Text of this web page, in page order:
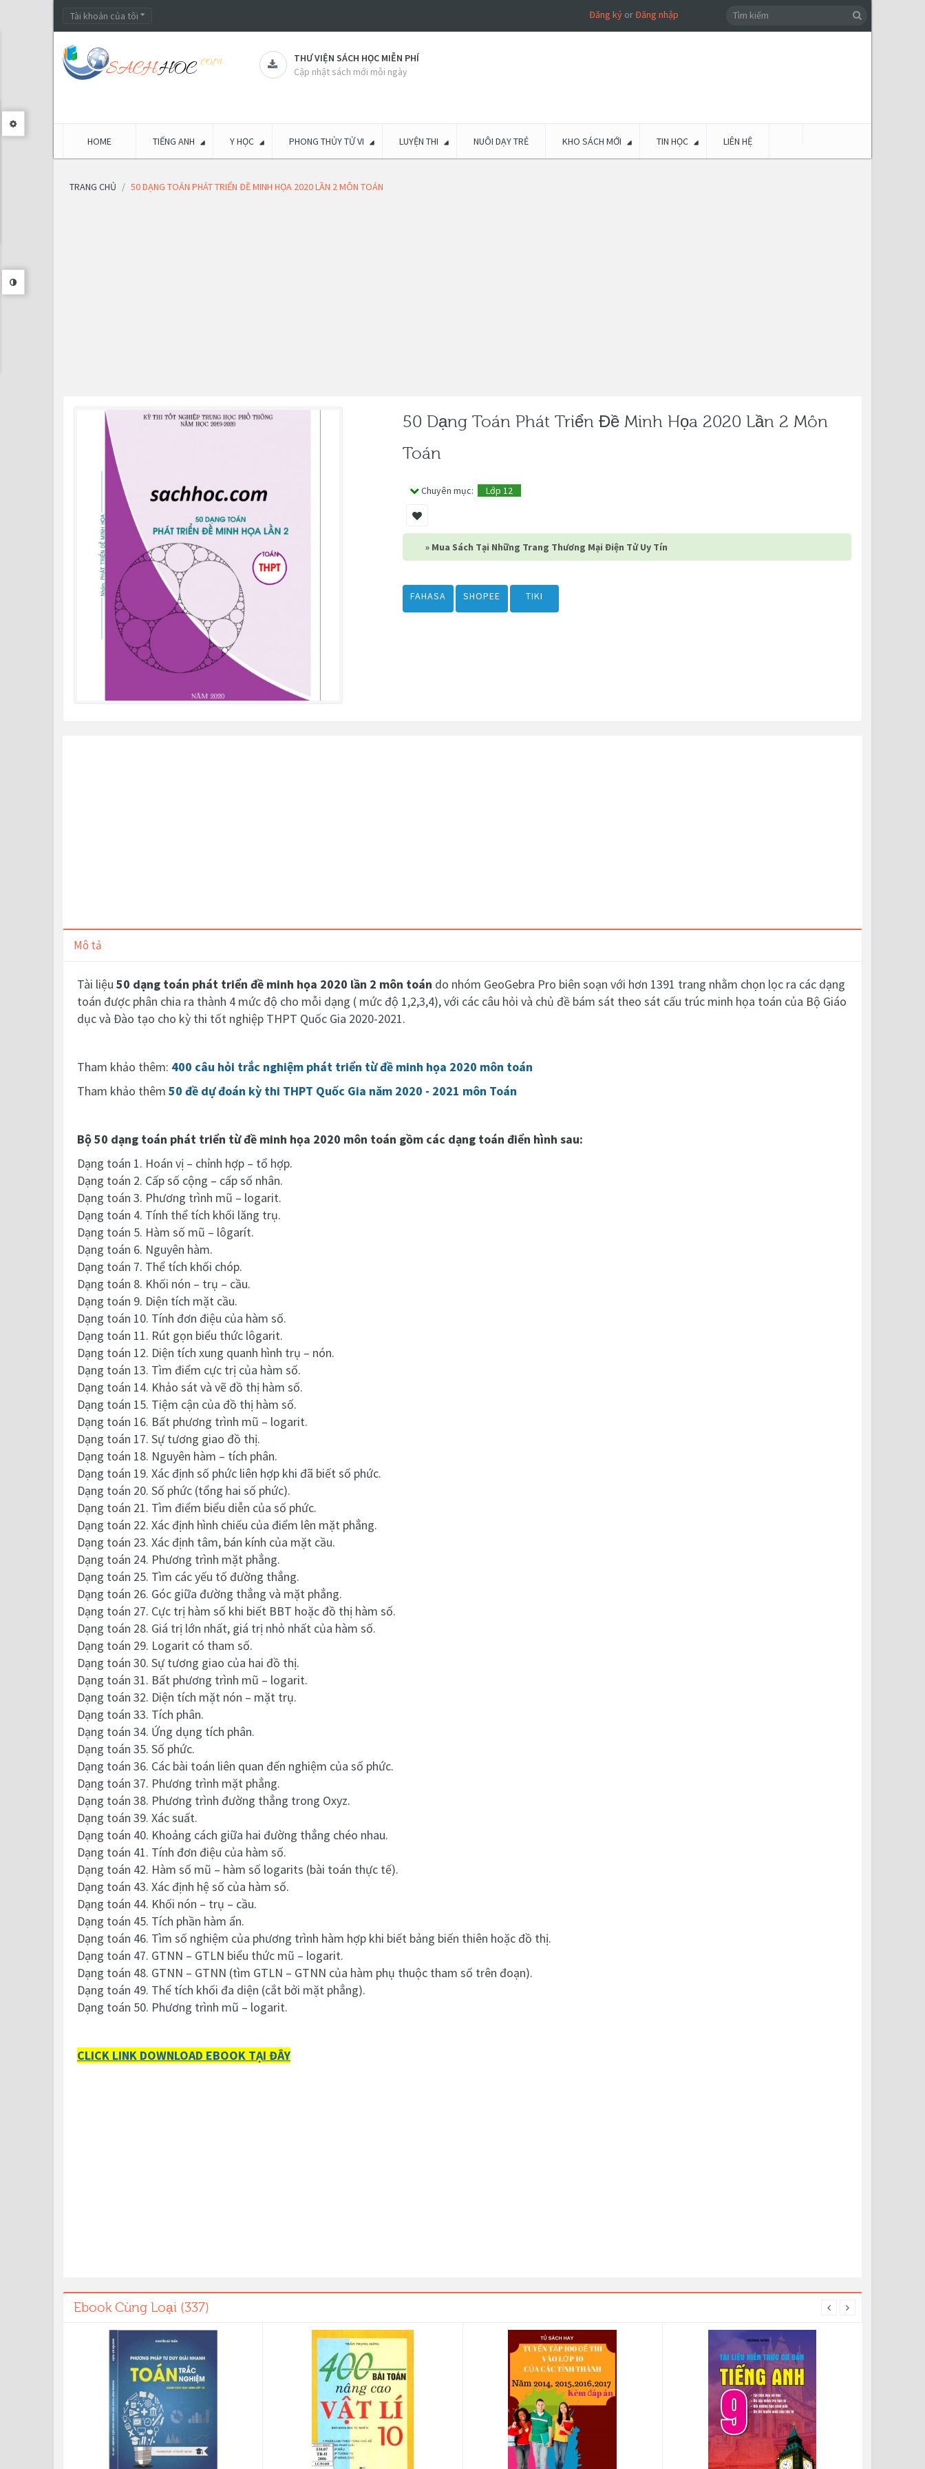
Tài khoản của tôi Đăng kýorĐăng nhập
THƯ VIỆN SÁCH HỌC MIỄN PHÍ
Cập nhật sách mới mỗi ngày
HOME TIẾNG ANH Y HỌC PHONG THỦY TỬ VI LUYỆN THI NUÔI DẠY TRẺ KHO SÁCH MỚI TIN HỌC LIÊN HỆ
TRANG CHỦ 50 DẠNG TOÁN PHÁT TRIỂN ĐỀ MINH HỌA 2020 LẦN 2 MÔN TOÁN
50 Dạng Toán Phát Triển Đề Minh Họa 2020 Lần 2 Môn
Toán
Chuyên mục: Lớp 12
» Mua Sách Tại Những Trang Thương Mại Điện Tử Uy Tín
FAHASA SHOPEE TIKI
Mô tả
Tài liệu 50 dạng toán phát triển đề minh họa 2020 lần 2 môn toán do nhóm GeoGebra Pro biên soạn với hơn 1391 trang nhằm chọn lọc ra các dạng
toán được phân chia ra thành 4 mức độ cho mỗi dạng ( mức độ 1,2,3,4), với các câu hỏi và chủ đề bám sát theo sát cấu trúc minh họa toán của Bộ Giáo
dục và Đào tạo cho kỳ thi tốt nghiệp THPT Quốc Gia 2020-2021.
Tham khảo thêm: 400 câu hỏi trắc nghiệm phát triển từ đề minh họa 2020 môn toán
Tham khảo thêm 50 đề dự đoán kỳ thi THPT Quốc Gia năm 2020 - 2021 môn Toán
Bộ 50 dạng toán phát triển từ đề minh họa 2020 môn toán gồm các dạng toán điển hình sau:
Dạng toán 1. Hoán vị – chỉnh hợp – tổ hợp.
Dạng toán 2. Cấp số cộng – cấp số nhân.
Dạng toán 3. Phương trình mũ – logarit.
Dạng toán 4. Tính thể tích khối lăng trụ.
Dạng toán 5. Hàm số mũ – lôgarít.
Dạng toán 6. Nguyên hàm.
Dạng toán 7. Thể tích khối chóp.
Dạng toán 8. Khối nón – trụ – cầu.
Dạng toán 9. Diện tích mặt cầu.
Dạng toán 10. Tính đơn điệu của hàm số.
Dạng toán 11. Rút gọn biểu thức lôgarit.
Dạng toán 12. Diện tích xung quanh hình trụ – nón.
Dạng toán 13. Tìm điểm cực trị của hàm số.
Dạng toán 14. Khảo sát và vẽ đồ thị hàm số.
Dạng toán 15. Tiệm cận của đồ thị hàm số.
Dạng toán 16. Bất phương trình mũ – logarit.
Dạng toán 17. Sự tương giao đồ thị.
Dạng toán 18. Nguyên hàm – tích phân.
Dạng toán 19. Xác định số phức liên hợp khi đã biết số phức.
Dạng toán 20. Số phức (tổng hai số phức).
Dạng toán 21. Tìm điểm biểu diễn của số phức.
Dạng toán 22. Xác định hình chiếu của điểm lên mặt phẳng.
Dạng toán 23. Xác định tâm, bán kính của mặt cầu.
Dạng toán 24. Phương trình mặt phẳng.
Dạng toán 25. Tìm các yếu tố đường thẳng.
Dạng toán 26. Góc giữa đường thẳng và mặt phẳng.
Dạng toán 27. Cực trị hàm số khi biết BBT hoặc đồ thị hàm số.
Dạng toán 28. Giá trị lớn nhất, giá trị nhỏ nhất của hàm số.
Dạng toán 29. Logarit có tham số.
Dạng toán 30. Sự tương giao của hai đồ thị.
Dạng toán 31. Bất phương trình mũ – logarit.
Dạng toán 32. Diện tích mặt nón – mặt trụ.
Dạng toán 33. Tích phân.
Dạng toán 34. Ứng dụng tích phân.
Dạng toán 35. Số phức.
Dạng toán 36. Các bài toán liên quan đến nghiệm của số phức.
Dạng toán 37. Phương trình mặt phẳng.
Dạng toán 38. Phương trình đường thẳng trong Oxyz.
Dạng toán 39. Xác suất.
Dạng toán 40. Khoảng cách giữa hai đường thẳng chéo nhau.
Dạng toán 41. Tính đơn điệu của hàm số.
Dạng toán 42. Hàm số mũ – hàm số logarits (bài toán thực tế).
Dạng toán 43. Xác định hệ số của hàm số.
Dạng toán 44. Khối nón – trụ – cầu.
Dạng toán 45. Tích phần hàm ẩn.
Dạng toán 46. Tìm số nghiệm của phương trình hàm hợp khi biết bảng biến thiên hoặc đồ thị.
Dạng toán 47. GTNN – GTLN biểu thức mũ – logarit.
Dạng toán 48. GTNN – GTNN (tìm GTLN – GTNN của hàm phụ thuộc tham số trên đoạn).
Dạng toán 49. Thể tích khối đa diện (cắt bởi mặt phẳng).
Dạng toán 50. Phương trình mũ – logarit.
CLICK LINK DOWNLOAD EBOOK TẠI ĐÂY
Ebook Cùng Loại (337)